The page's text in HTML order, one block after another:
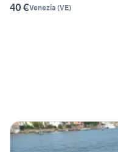
40 €Venezia (VE)